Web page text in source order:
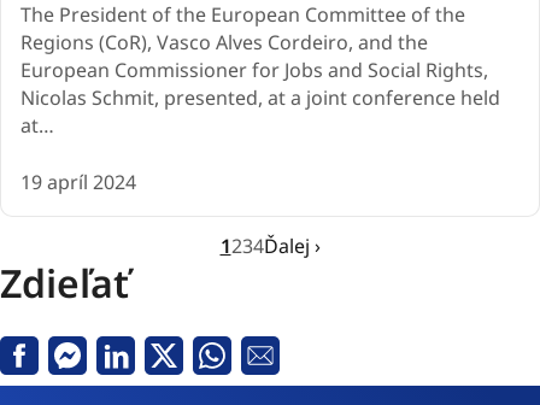
The President of the European Committee of the
Regions (CoR), Vasco Alves Cordeiro, and the
European Commissioner for Jobs and Social Rights,
Nicolas Schmit, presented, at a joint conference held
at…
19 apríl 2024
Aktuálna
1Go
2Go
3Go
4Ďalej ›
Zdieľať
FacebookMessenger
Linkedin
X Whatsapp
E-